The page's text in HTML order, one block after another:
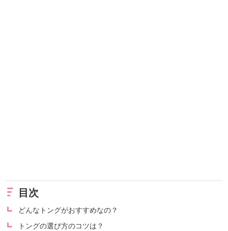
目次
どんなトングがおすすめなの？
トングの選び方のコツは？